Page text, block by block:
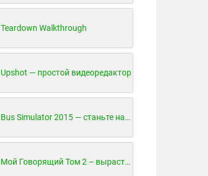
Teardown Walkthrough
Upshot — простой видеоредактор
Bus Simulator 2015 — станьте настоящим водителем автобуса!
Мой Говорящий Том 2 – вырасти и воспитай своего котенка